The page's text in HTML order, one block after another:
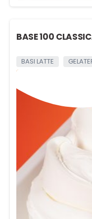
BASE 100
BASI LATTE